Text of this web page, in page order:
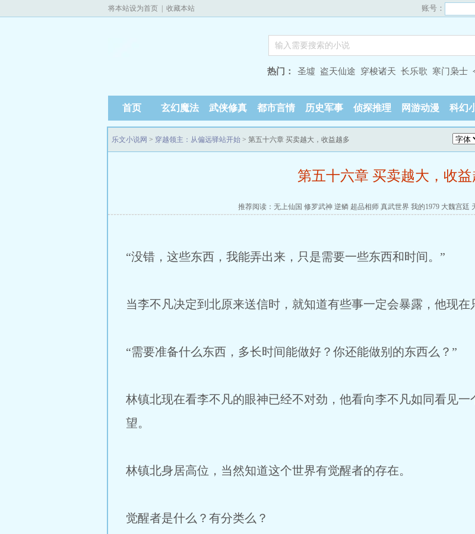
将本站设为首页 收藏本站 账号：
热门： 圣墟 盗天仙途 穿梭诸天 长乐歌 寒门枭士
首页 玄幻魔法 武侠修真 都市言情 历史军事 侦探推理 网游动漫 科幻
乐文小说网 > 穿越领主：从偏远驿站开始 > 第五十六章 买卖越大，收益越多
第五十六章 买卖越大，收益
推荐阅读： 无上仙国 修罗武神 逆鳞 超品相师 真武世界 我的1979 大魏宫廷
“没错，这些东西，我能弄出来，只是需要一些东西和时间。”
当李不凡决定到北原来送信时，就知道有些事一定会暴露，他现在
“需要准备什么东西，多长时间能做好？你还能做别的东西么？”
林镇北现在看李不凡的眼神已经不对劲，他看向李不凡如同看见
望。
林镇北身居高位，当然知道这个世界有觉醒者的存在。
觉醒者是什么？有分类么？